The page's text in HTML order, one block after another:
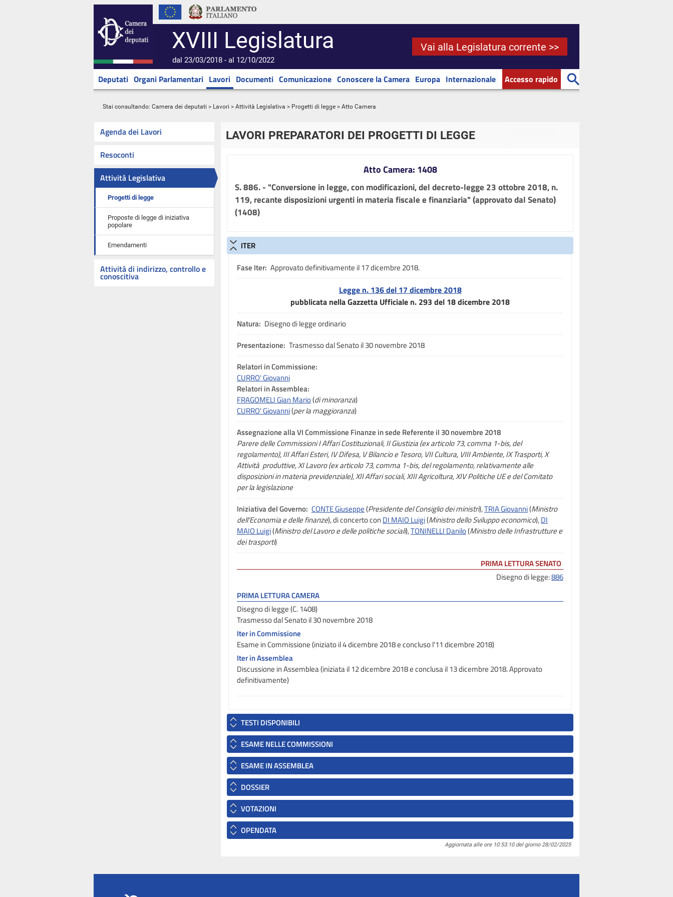
XVIII Legislatura
dal 23/03/2018 - al 12/10/2022
Vai alla Legislatura corrente >>
Deputati Organi Parlamentari Lavori Documenti Comunicazione Conoscere la Camera Europa Internazionale Accesso rapido
Stai consultando: Camera dei deputati > Lavori > Attività Legislativa > Progetti di legge > Atto Camera
Agenda dei Lavori
Resoconti
Attività Legislativa
Progetti di legge
Proposte di legge di iniziativa
popolare
Emendamenti
Attività di indirizzo, controllo e
conoscitiva
LAVORI PREPARATORI DEI PROGETTI DI LEGGE
Atto Camera: 1408
S. 886. - "Conversione in legge, con modificazioni, del decreto-legge 23 ottobre 2018, n.
119, recante disposizioni urgenti in materia fiscale e finanziaria" (approvato dal Senato)
(1408)
ITER
Fase Iter: Approvato definitivamente il 17 dicembre 2018.
Legge n. 136 del 17 dicembre 2018
pubblicata nella Gazzetta Ufficiale n. 293 del 18 dicembre 2018
Natura: Disegno di legge ordinario
Presentazione: Trasmesso dal Senato il 30 novembre 2018
Relatori in Commissione:
CURRO' Giovanni
Relatori in Assemblea:
FRAGOMELI Gian Mario(di minoranza)
CURRO' Giovanni(per la maggioranza)
Assegnazionealla VI Commissione Finanze in sede Referente il 30 novembre 2018
Parere delle Commissioni I Affari Costituzionali, II Giustizia (ex articolo 73, comma 1-bis, del
regolamento), III Affari Esteri, IV Difesa, V Bilancio e Tesoro, VII Cultura, VIII Ambiente, IX Trasporti, X
Attività produttive, XI Lavoro (ex articolo 73, comma 1-bis, del regolamento, relativamente alle
disposizioni in materia previdenziale), XII Affari sociali, XIII Agricoltura, XIV Politiche UE e del Comitato
per la legislazione
Iniziativa del Governo: CONTE Giuseppe(Presidente del Consiglio dei ministri),TRIA Giovanni(Ministro
dell'Economia e delle finanze), di concerto con DI MAIO Luigi(Ministro dello Sviluppo economico),DI
MAIO Luigi(Ministro del Lavoro e delle politiche sociali),TONINELLI Danilo(Ministro delle Infrastrutture e
dei trasporti)
PRIMA LETTURA SENATO
Disegno di legge:886
PRIMA LETTURA CAMERA
Disegno di legge (C. 1408)
Trasmesso dal Senato il 30 novembre 2018
Iter in Commissione
Esame in Commissione (iniziato il 4 dicembre 2018 e concluso l'11 dicembre 2018)
Iter in Assemblea
Discussione in Assemblea (iniziata il 12 dicembre 2018 e conclusa il 13 dicembre 2018. Approvato
definitivamente)
TESTI DISPONIBILI
ESAME NELLE COMMISSIONI
ESAME IN ASSEMBLEA
DOSSIER
VOTAZIONI
OPENDATA
Aggiornata alle ore 10:53:10 del giorno 28/02/2025